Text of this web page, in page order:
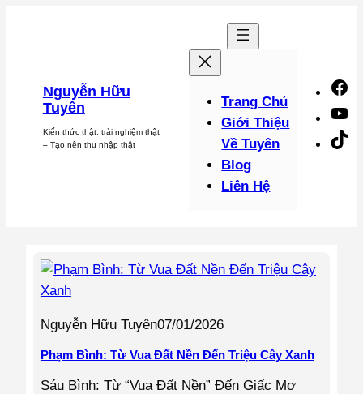
Nguyễn Hữu
Tuyên
Kiến thức thật, trải nghiệm thật
– Tạo nên thu nhập thật
Trang Chủ
Giới Thiệu
Về Tuyên
Blog
Liên Hệ
Nguyễn Hữu Tuyên07/01/2026
Phạm Bình: Từ Vua Đất Nền Đến Triệu Cây Xanh
Sáu Bình: Từ “Vua Đất Nền” Đến Giấc Mơ